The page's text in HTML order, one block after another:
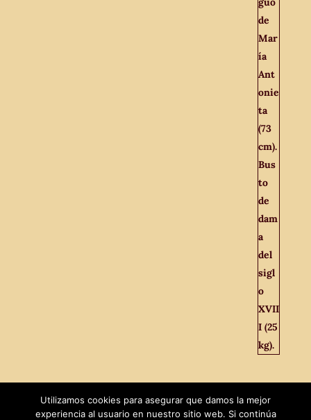
Utilizamos cookies para asegurar que damos la mejor
experiencia al usuario en nuestro sitio web. Si continúa